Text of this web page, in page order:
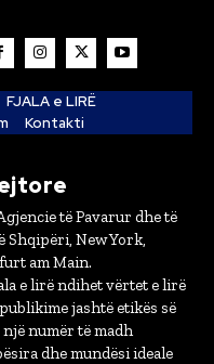
FJALA e LIRË
Kontakti
të Pavarur dhe të
Shqipëri, New York,
am Main.
e lirë ndihet vërtet e lirë
jashtë etikës së
numër të madh
dhe mundësi ideale